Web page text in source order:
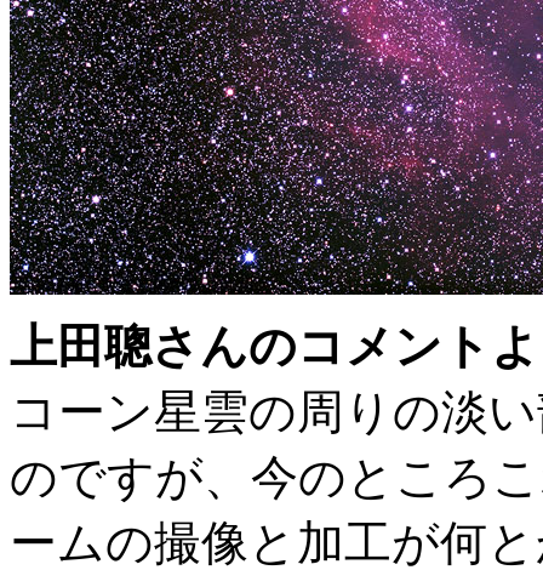
上田聰さんのコメント
コーン星雲の周りの淡
のですが、今のところ
ームの撮像と加工が何